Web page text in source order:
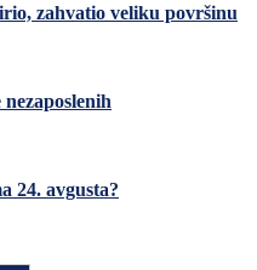
zahvatio veliku površinu
24. avgusta?